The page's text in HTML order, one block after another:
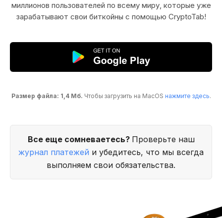
миллионов пользователей по всему миру, которые уже
зарабатывают свои биткойны с помощью CryptoTab!
Размер файла: 1,4 Мб. Чтобы загрузить на MacOS нажмите здесь.
Все еще сомневаетесь? Проверьте наш
журнал платежей и убедитесь, что мы всегда
выполняем свои обязательства.